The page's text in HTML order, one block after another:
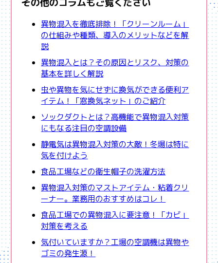
異物混入を徹底排除！「クリーンルーム」
の仕組みや種類、導入のメリットなどを解
説
異物混入とは？その原因とリスク、対策の
基本を詳しく解説
虫や異物を気にせずに換気ができる便利ア
イテム！「窓換気ネット」のご紹介
ソックダクトとは？高機能で異物混入対策
にもなる注目の空調設備
静電気は異物混入対策の大敵！冬場は特に
気を付けよう
食品工場などの衛生帽子の洗濯方法
異物混入対策のマストアイテム・粘着クリ
ーナー。業務用のおすすめはコレ！
食品工場での異物混入に要注意！「カビ」
対策を考える
気付いていますか？工場の空調機は異物や
ゴミの発生源！